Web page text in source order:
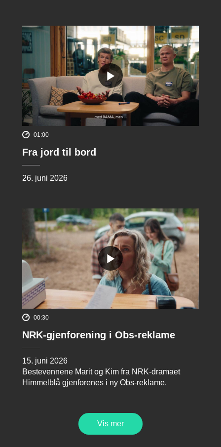
01:00
Fra jord til bord
26. juni 2026
00:30
NRK-gjenforening i Obs-reklame
15. juni 2026
Bestevennene Marit og Kim fra NRK-dramaet
Himmelblå gjenforenes i ny Obs-reklame.
Vis mer